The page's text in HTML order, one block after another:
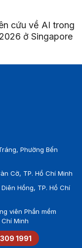
cứu về AI trong
ở Singapore
Phường Bến
Cờ, TP. Hồ Chí Minh
Hồng, TP. Hồ Chí
viên Phần mềm
Minh
1991